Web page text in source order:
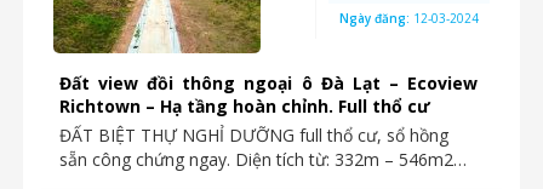
Đất view đồi thông ngoại ô Đà Lạt – Ecoview
Richtown – Hạ tầng hoàn chỉnh. Full thổ cư
ĐẤT BIỆT THỰ NGHỈ DƯỠNG full thổ cư, sổ hồng
sẵn công chứng ngay. Diện tích từ: 332m – 546m2…
Ngày đăng: 12-03-2024